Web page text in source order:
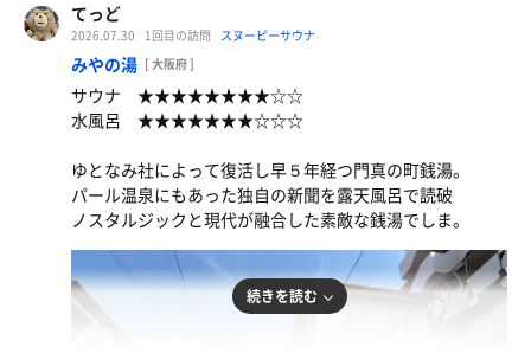
てっど
2026.07.30 1回目の訪問 スヌーピーサウナ
みやの湯 [ 大阪府 ]
サウナ ★★★★★★★★☆☆
水風呂 ★★★★★★★☆☆☆
ゆとなみ社によって復活し早５年経つ門真の町銭湯。
パール温泉にもあった独自の新聞を露天風呂で読破
ノスタルジックと現代が融合した素敵な銭湯でしま。
続きを読む